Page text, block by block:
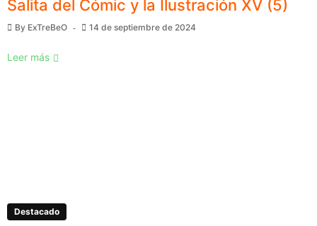
Salita del Cómic y la Ilustración XV (5)
By ExTreBeO 14 de septiembre de 2024
Leer más
Destacado